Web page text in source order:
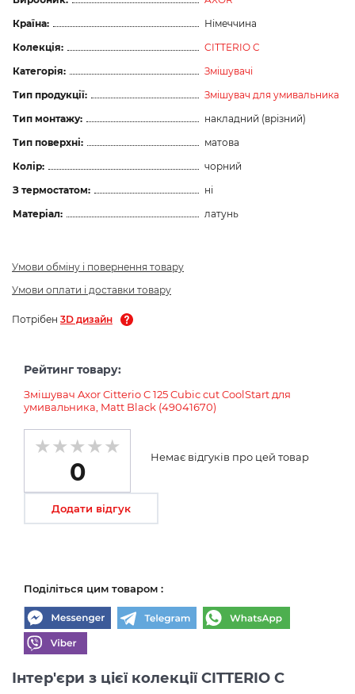
Країна:
Німеччина
Колекція:
CITTERIO C
Категорія:
Змішувачі
Тип продукції:
Змішувач для умивальника
Тип монтажу:
накладний (врізний)
Тип поверхні:
матова
Колір:
чорний
З термостатом:
ні
Матеріал:
латунь
Умови обміну і повернення товару
Умови оплати і доставки товару
Потрібен 3D дизайн
Рейтинг товару:
Змішувач Axor Citterio C 125 Cubic cut CoolStart для
умивальника, Matt Black (49041670)
0
Немає відгуків про цей товар
Додати відгук
Поділіться цим товаром :
Інтер'єри з цієї колекції CITTERIO C